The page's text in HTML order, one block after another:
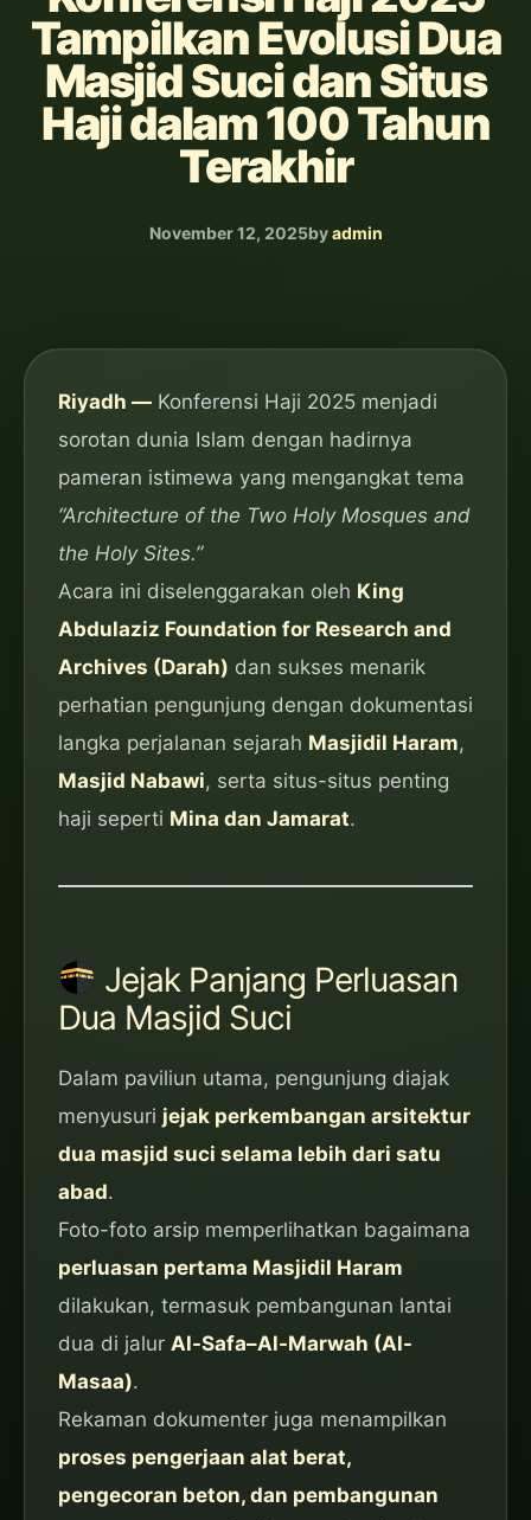
Tampilkan Evolusi Dua
Masjid Suci dan Situs
Haji dalam 100 Tahun
Terakhir
November 12, 2025byadmin
Riyadh — Konferensi Haji 2025 menjadi
sorotan dunia Islam dengan hadirnya
pameran istimewa yang mengangkat tema
“Architecture of the Two Holy Mosques and
the Holy Sites.”
Acara ini diselenggarakan oleh King
Abdulaziz Foundation for Research and
Archives (Darah) dan sukses menarik
perhatian pengunjung dengan dokumentasi
langka perjalanan sejarah Masjidil Haram,
Masjid Nabawi, serta situs-situs penting
haji seperti Mina dan Jamarat.
Jejak Panjang Perluasan
Dua Masjid Suci
Dalam paviliun utama, pengunjung diajak
menyusuri jejak perkembangan arsitektur
dua masjid suci selama lebih dari satu
abad.
Foto-foto arsip memperlihatkan bagaimana
perluasan pertama Masjidil Haram
dilakukan, termasuk pembangunan lantai
dua di jalur Al-Safa–Al-Marwah (Al-
Masaa).
Rekaman dokumenter juga menampilkan
proses pengerjaan alat berat,
pengecoran beton, dan pembangunan